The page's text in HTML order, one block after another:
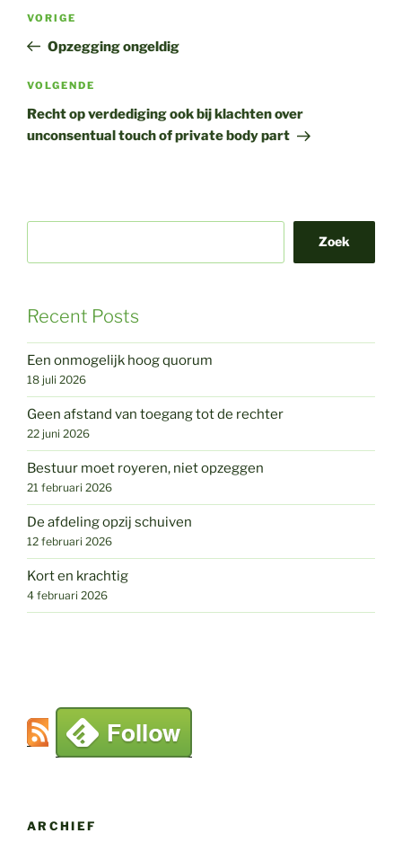
Vorig
bericht
VORIGE
Opzegging ongeldig
Volgend
bericht
VOLGENDE
Recht op verdediging ook bij klachten over
unconsentual touch of private body part
Zoek
Recent Posts
Een onmogelijk hoog quorum
18 juli 2026
Geen afstand van toegang tot de rechter
22 juni 2026
Bestuur moet royeren, niet opzeggen
21 februari 2026
De afdeling opzij schuiven
12 februari 2026
Kort en krachtig
4 februari 2026
ARCHIEF